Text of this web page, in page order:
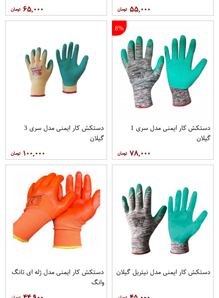
۵۵,۰۰۰ ۶۵,۰۰۰
8%
دستکش کار ایمنی مدل سری 1
گیلان
۷۸,۰۰۰
دستکش کار ایمنی مدل سری 3
گیلان
۱۰۰,۰۰۰
دستکش کار ایمنی مدل نیتریل گیلان
دستکش کار ایمنی مدل ژله ای تانگ
وانگ